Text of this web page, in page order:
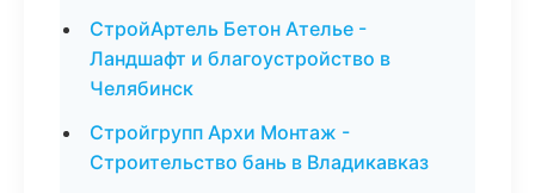
СтройАртель Бетон Ателье -
Ландшафт и благоустройство в
Челябинск
Стройгрупп Архи Монтаж -
Строительство бань в Владикавказ